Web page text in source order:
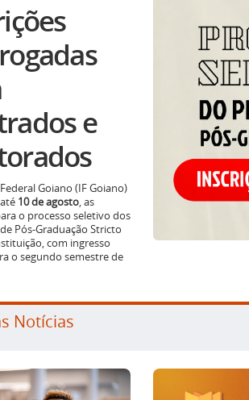
e
Goiano (IF Goiano)
10 de agosto, as
o processo seletivo dos
Pós-Graduação Stricto
com ingresso
o segundo semestre de
Notícias